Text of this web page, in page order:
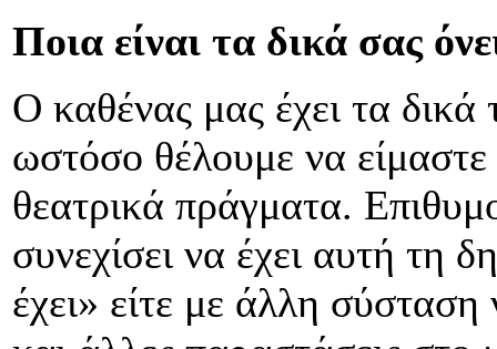
Ποια είναι τα δικά σας
Ο καθένας μας έχει τα δικά
ωστόσο θέλουμε να
θεατρικά πράγματα.
συνεχίσει να έχει αυτή τη
έχει» είτε με άλλη